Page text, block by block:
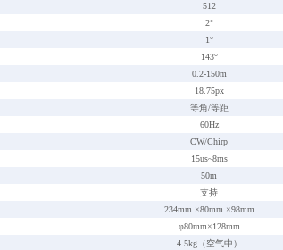
512
2°
1°
143°
0.2-150m
18.75px
等角/等距
60Hz
CW/Chirp
15us~8ms
50m
支持
234mm ×80mm ×98mm
φ80mm×128mm
4.5kg（空气中）